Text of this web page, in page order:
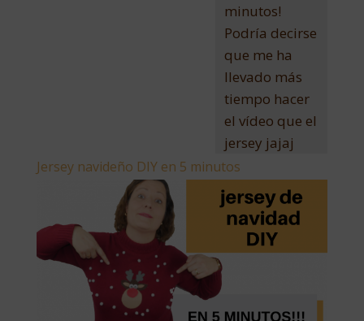
minutos!
Podría decirse
que me ha
llevado más
tiempo hacer
el vídeo que el
jersey jajaj
Jersey navideño DIY en 5 minutos